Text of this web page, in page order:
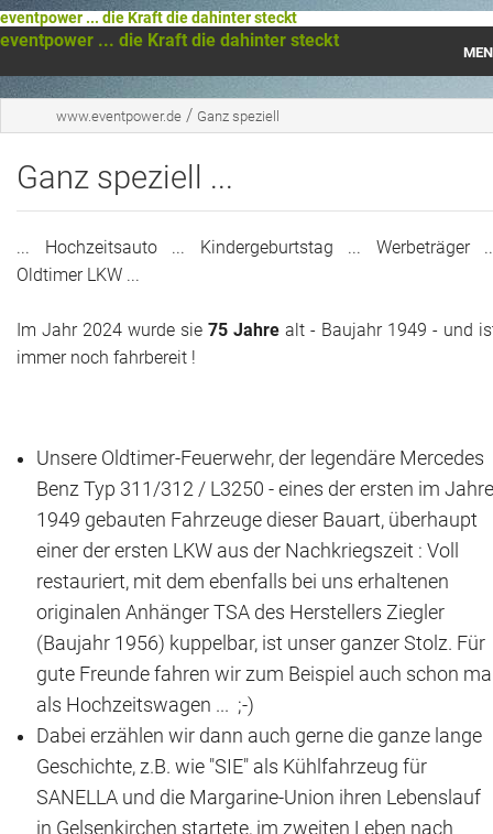
eventpower ... die Kraft die dahinter steckt
eventpower ... die Kraft die dahinter steckt
Startseite
Das war 2021
Das war 2020
Das war 2018
Das war 2016
Das war 2015
Das war 2014
Das war 2013
Das war 2012
Das war 2011
Das war 2010
Das war 2009
www.eventpower.de / Ganz speziell
Ganz speziell ...
... Hochzeitsauto ... Kindergeburtstag ... Werbeträger
Oldtimer LKW ...
Im Jahr 2024 wurde sie 75 Jahre alt - Baujahr 1949 - und
immer noch fahrbereit !
Unsere Oldtimer-Feuerwehr, der legendäre Mercedes
Benz Typ 311/312 / L3250 - eines der ersten im Jahre
1949 gebauten Fahrzeuge dieser Bauart, überhaupt
einer der ersten LKW aus der Nachkriegszeit : Voll
restauriert, mit dem ebenfalls bei uns erhaltenen
originalen Anhänger TSA des Herstellers Ziegler
(Baujahr 1956) kuppelbar, ist unser ganzer Stolz. Für
gute Freunde fahren wir zum Beispiel auch schon
als Hochzeitswagen ... ;-)
Dabei erzählen wir dann auch gerne die ganze lange
Geschichte, z.B. wie "SIE" als Kühlfahrzeug für
SANELLA und die Margarine-Union ihren Lebenslauf
in Gelsenkirchen startete, im zweiten Leben nach